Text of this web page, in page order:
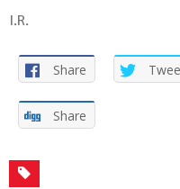
I.R.
Share
Share